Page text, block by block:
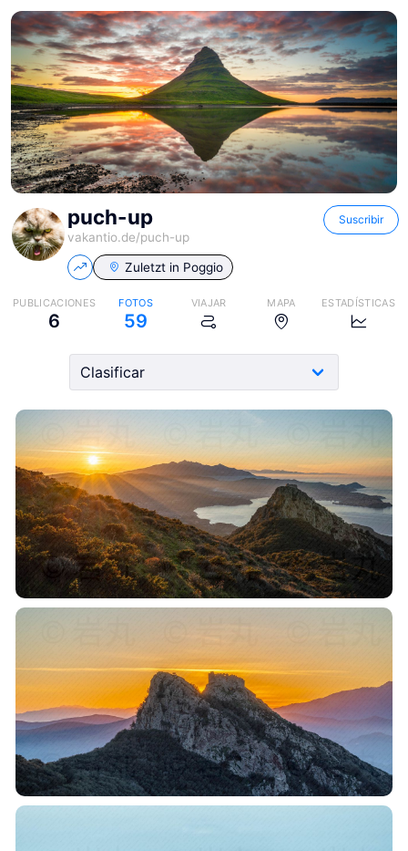
puch-up
vakantio.de/puch-up
Suscribir
Zuletzt in Poggio
PUBLICACIONES
6
FOTOS
59
VIAJAR MAPA ESTADÍSTICAS